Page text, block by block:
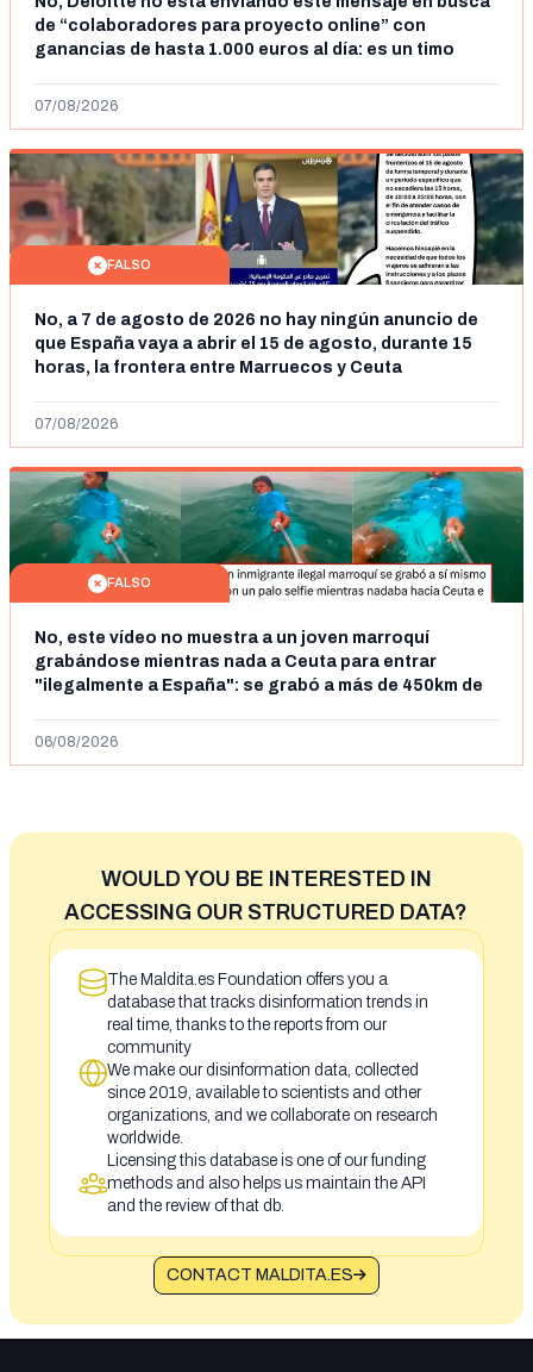
de “colaboradores para proyecto online” con
ganancias de hasta 1.000 euros al día: es un timo
07/08/2026
FALSO
No, a 7 de agosto de 2026 no hay ningún anuncio de
que España vaya a abrir el 15 de agosto, durante 15
horas, la frontera entre Marruecos y Ceuta
07/08/2026
FALSO
No, este vídeo no muestra a un joven marroquí
grabándose mientras nada a Ceuta para entrar
"ilegalmente a España": se grabó a más de 450km de
06/08/2026
WOULD YOU BE INTERESTED IN
ACCESSING OUR STRUCTURED DATA?
The Maldita.es Foundation offers you a
database that tracks disinformation trends in
real time, thanks to the reports from our
community
We make our disinformation data, collected
since 2019, available to scientists and other
organizations, and we collaborate on research
worldwide.
Licensing this database is one of our funding
methods and also helps us maintain the API
and the review of that db.
CONTACT MALDITA.ES